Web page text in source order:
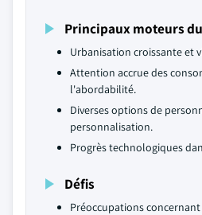
Principaux moteurs
Urbanisation croissante et
Attention accrue des
l'abordabilité.
Diverses options de
personnalisation.
Progrès technologiques
Défis
Préoccupations